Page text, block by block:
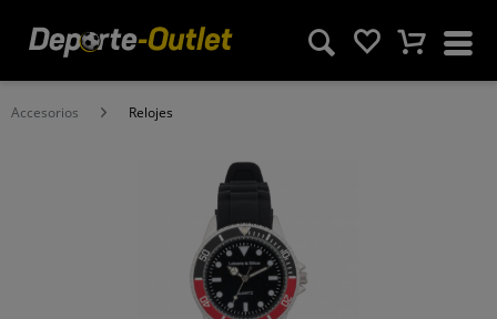
Accesorios Relojes